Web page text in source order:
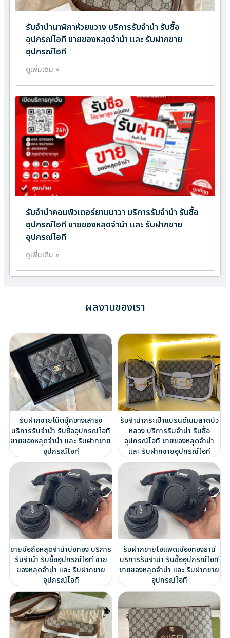
รับจำนำนาฬิกาห้วยขวาง บริการรับจำนำ รับซื้อ
อุปกรณ์ไอที ขายของหลุดจำนำ และ รับฝากขาย
อุปกรณ์ไอที
ดูเพิ่มเติม »
รับจำนำคอมพิวเตอร์ยานนาวา บริการรับจำนำ รับซื้อ
อุปกรณ์ไอที ขายของหลุดจำนำ และ รับฝากขาย
อุปกรณ์ไอที
ดูเพิ่มเติม »
ผลงานของเรา
รับฝากขายโน๊ตบุ๊คบางเสาธง
บริการรับจำนำ รับซื้ออุปกรณ์ไอที
ขายของหลุดจำนำ และ รับฝากขาย
อุปกรณ์ไอที
รับจำนำกระเป๋าแบรนด์เนมลาดบัว
หลวง บริการรับจำนำ รับซื้อ
อุปกรณ์ไอที ขายของหลุดจำนำ
และ รับฝากขายอุปกรณ์ไอที
ขายมือถือหลุดจำนำบ่อทอง บริการ
รับจำนำ รับซื้ออุปกรณ์ไอที ขาย
ของหลุดจำนำ และ รับฝากขาย
อุปกรณ์ไอที
รับฝากขายไอแพดเมืองทองธานี
บริการรับจำนำ รับซื้ออุปกรณ์ไอที
ขายของหลุดจำนำ และ รับฝากขาย
อุปกรณ์ไอที